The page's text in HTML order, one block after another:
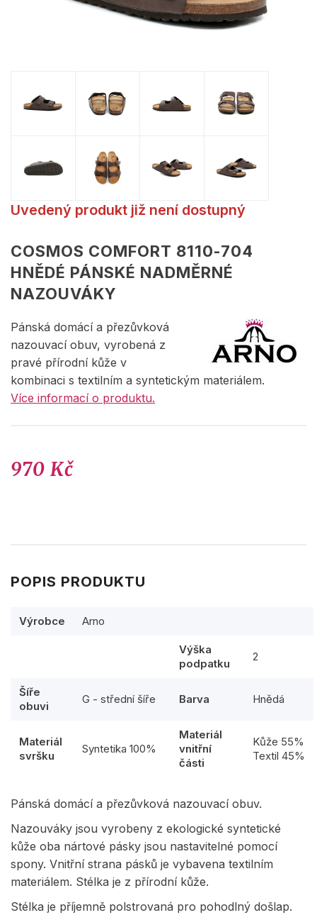
Uvedený produkt již není dostupný
COSMOS COMFORT 8110-704
HNĚDÉ PÁNSKÉ NADMĚRNÉ
NAZOUVÁKY
Pánská domácí a přezůvková
nazouvací obuv, vyrobená z
pravé přírodní kůže v
kombinaci s textilním a syntetickým materiálem.
Více informací o produktu.
970 Kč
POPIS PRODUKTU
Výrobce Arno
Výška
podpatku
2
Šíře
obuvi
G - střední šíře Barva Hnědá
Materiál
svršku
Syntetika 100%
Materiál
vnitřní
části
Kůže 55%
Textil 45%
Pánská domácí a přezůvková nazouvací obuv.
Nazouváky jsou vyrobeny z ekologické syntetické
kůže oba nártové pásky jsou nastavitelné pomocí
spony. Vnitřní strana pásků je vybavena textilním
materiálem. Stélka je z přírodní kůže.
Stélka je příjemně polstrovaná pro pohodlný došlap.